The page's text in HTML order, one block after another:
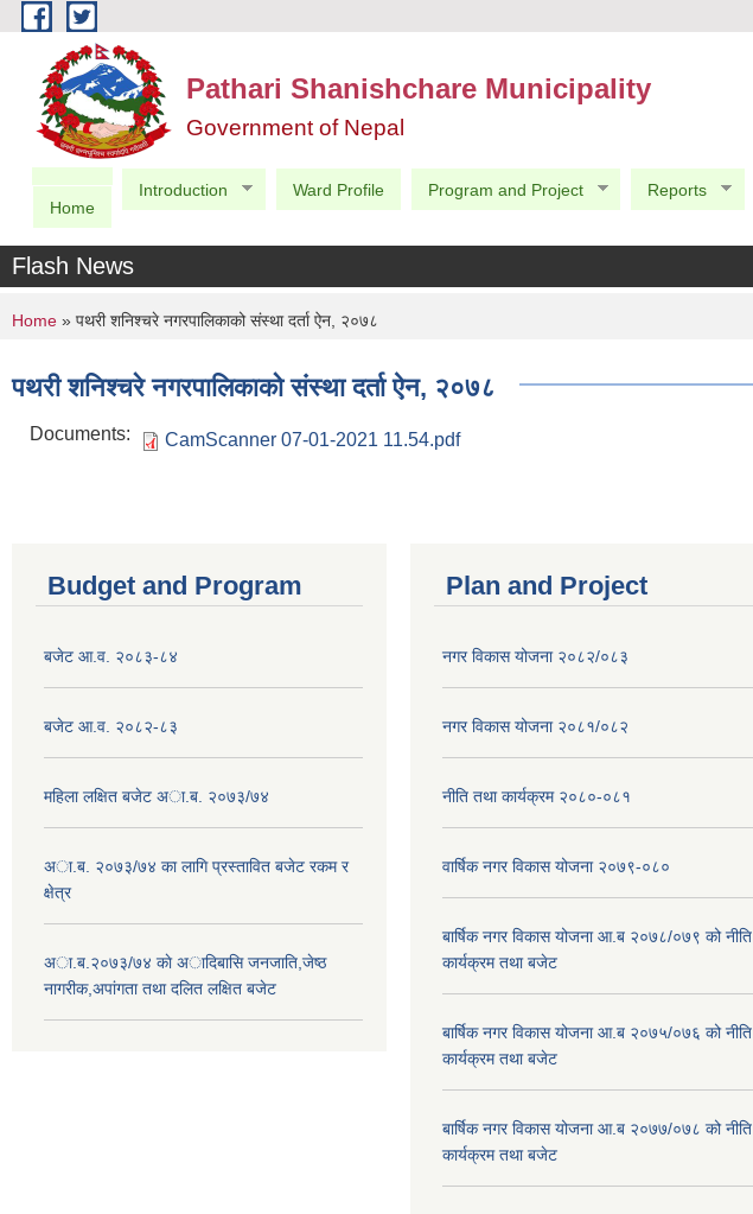
Skip to main content
Pathari Shanishchare Municipality
Government of Nepal
Home
Introduction Ward Profile Program and Project Reports
Flash News
You are here
Home » पथरी शनिश्चरे नगरपालिकाको संस्था दर्ता ऐन, २०७८
पथरी शनिश्चरे नगरपालिकाको संस्था दर्ता ऐन, २०७८
Documents: CamScanner 07-01-2021 11.54.pdf
Budget and Program
बजेट आ.व. २०८३-८४
बजेट आ.व. २०८२-८३
महिला लक्षित बजेट अा.ब. २०७३/७४
अा.ब. २०७३/७४ का लागि प्रस्तावित बजेट रकम र
क्षेत्र
अा.ब.२०७३/७४ काे अादिबासि जनजाति,जेष्ठ
नागरीक,अपांगता तथा दलित लक्षित बजेट
Plan and Project
नगर विकास योजना २०८२/०८३
नगर विकास योजना २०८१/०८२
नीति तथा कार्यक्रम २०८०-०८१
वार्षिक नगर विकास योजना २०७९-०८०
बार्षिक नगर विकास योजना आ.ब २०७८/०७९ को नीति
कार्यक्रम तथा बजेट
बार्षिक नगर विकास योजना आ.ब २०७५/०७६ को नीति
कार्यक्रम तथा बजेट
बार्षिक नगर विकास योजना आ.ब २०७७/०७८ को नीति
कार्यक्रम तथा बजेट